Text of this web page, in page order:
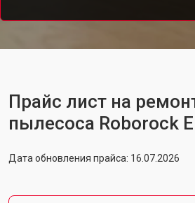
Прайс лист на
пылесоса Roborock
Дата обновления прайса: 16.07.2026